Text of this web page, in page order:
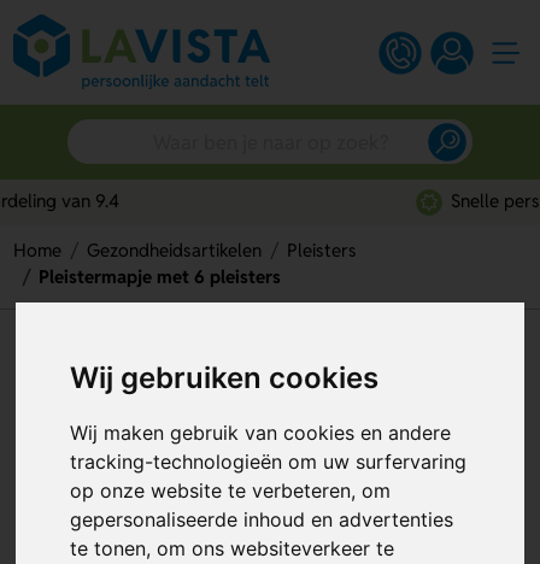
Wij gebruiken cookies
Wij maken gebruik van cookies en andere
tracking-technologieën om uw surfervaring
op onze website te verbeteren, om
gepersonaliseerde inhoud en advertenties
te tonen, om ons websiteverkeer te
Home Gezondheidsartikelen
Pleisters
Pleistermapje met 6 pleisters
Pleistermapje met 6 pleisters
Artikelnummer: